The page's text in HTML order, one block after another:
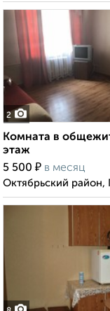
2
Комната в
этаж
5 500 ₽ в месяц
Октябрьский район,